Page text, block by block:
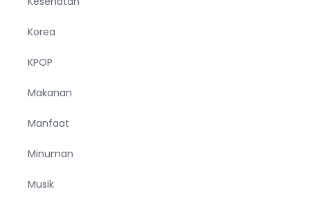
Korea
KPOP
Makanan
Manfaat
Minuman
Musik